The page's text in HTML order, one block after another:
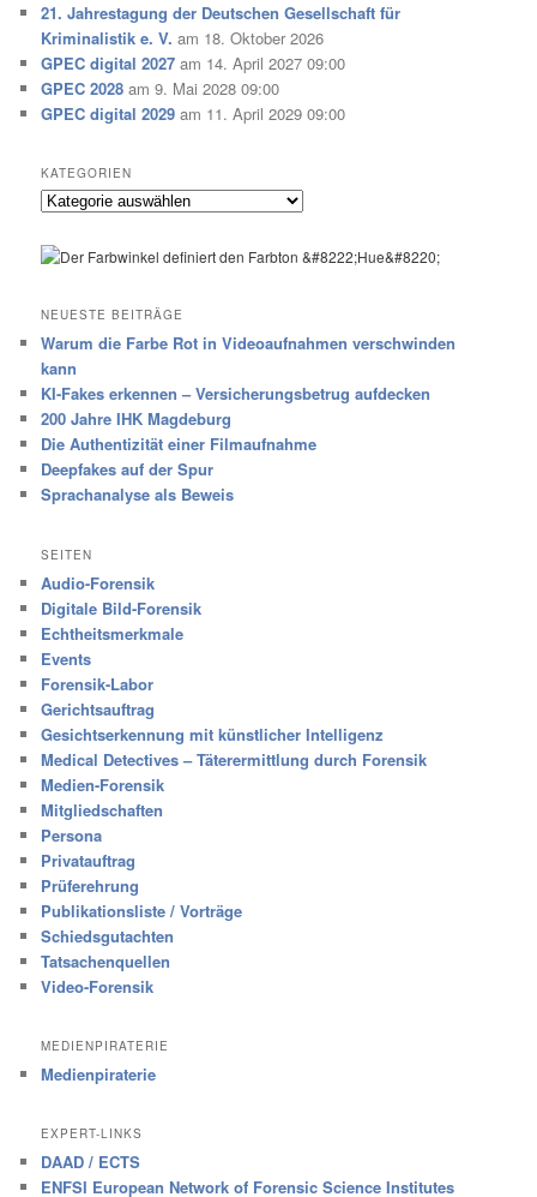
21. Jahrestagung der Deutschen Gesellschaft für
Kriminalistik e. V. am 18. Oktober 2026
GPEC digital 2027 am 14. April 2027 09:00
GPEC 2028 am 9. Mai 2028 09:00
GPEC digital 2029 am 11. April 2029 09:00
KATEGORIEN
Kategorien
NEUESTE BEITRÄGE
Warum die Farbe Rot in Videoaufnahmen verschwinden
kann
KI-Fakes erkennen – Versicherungsbetrug aufdecken
200 Jahre IHK Magdeburg
Die Authentizität einer Filmaufnahme
Deepfakes auf der Spur
Sprachanalyse als Beweis
SEITEN
Audio-Forensik
Digitale Bild-Forensik
Echtheitsmerkmale
Events
Forensik-Labor
Gerichtsauftrag
Gesichtserkennung mit künstlicher Intelligenz
Medical Detectives – Täterermittlung durch Forensik
Medien-Forensik
Mitgliedschaften
Persona
Privatauftrag
Prüferehrung
Publikationsliste / Vorträge
Schiedsgutachten
Tatsachenquellen
Video-Forensik
MEDIENPIRATERIE
Medienpiraterie
EXPERT-LINKS
DAAD / ECTS
ENFSI European Network of Forensic Science Institutes